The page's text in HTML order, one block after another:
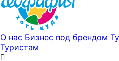
О нас Бизнес под брендом
Туристам